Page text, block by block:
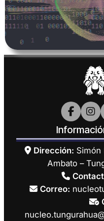
Dirección: Simón
Ambato –
Correo: